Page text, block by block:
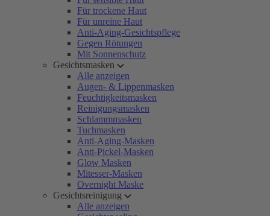
Für trockene Haut
Für unreine Haut
Anti-Aging-Gesichtspflege
Gegen Rötungen
Mit Sonnenschutz
Gesichtsmasken
Alle anzeigen
Augen- & Lippenmasken
Feuchtigkeitsmasken
Reinigungsmasken
Schlammmasken
Tuchmasken
Anti-Aging-Masken
Anti-Pickel-Masken
Glow Masken
Mitesser-Masken
Overnight Maske
Gesichtsreinigung
Alle anzeigen